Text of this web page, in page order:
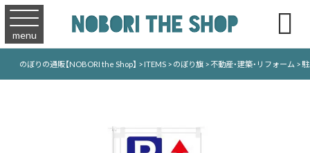
menu 
のぼりの通販【NOBORI the Shop】 >ITEMS>のぼり旗>不動産・建築・リフォーム>